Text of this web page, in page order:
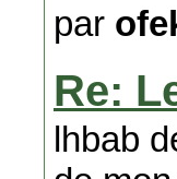
par
Re:
lhbab